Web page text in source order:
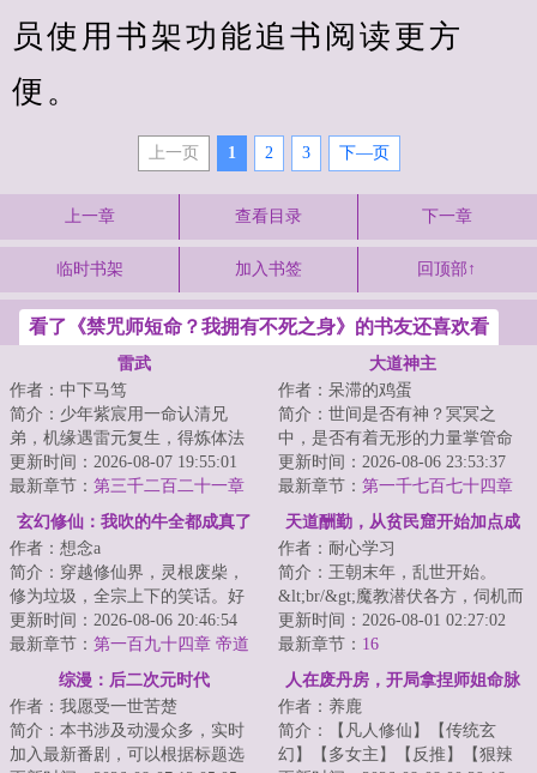
员使用书架功能追书阅读更方
便。
上一页 1 2 3 下—页
上一章 查看目录 下一章
临时书架 加入书签 回顶部↑
看了《禁咒师短命？我拥有不死之身》的书友还喜欢看
雷武
作者：中下马笃
简介：少年紫宸用一命认清兄
弟，机缘遇雷元复生，得炼体法
诀，踏上强者之路。雷电淬圣
体，造化铸天途！以...
更新时间：2026-08-07 19:55:01
最新章节： 第三千二百二十一章
帝灵之力
大道神主
作者：呆滞的鸡蛋
简介：世间是否有神？冥冥之
中，是否有着无形的力量掌管命
运？人的命，是不是出生的那一
刻便已经注定了？...
更新时间：2026-08-06 23:53:37
最新章节： 第一千七百七十四章
老而成精
玄幻修仙：我吹的牛全都成真了
作者：想念a
简介：穿越修仙界，灵根废柴，
修为垃圾，全宗上下的笑话。好
在我绑定了吹牛返利系统吹的牛
只要别人信了，...
更新时间：2026-08-06 20:46:54
最新章节： 第一百九十四章 帝道
加身，人间帝尊气场
天道酬勤，从贫民窟开始加点成
作者：耐心学习
简介：王朝末年，乱世开始。
&lt;br/&gt;魔教潜伏各方，伺机而
动。叛军揭竿而起，争伐频频。
&lt;br/&gt;宗...
更新时间：2026-08-01 02:27:02
最新章节： 16
综漫：后二次元时代
作者：我愿受一世苦楚
简介：本书涉及动漫众多，实时
加入最新番剧，可以根据标题选
人在废丹房，开局拿捏师姐命脉
作者：养鹿
简介：【凡人修仙】【传统玄
幻】【多女主】【反推】【狠辣